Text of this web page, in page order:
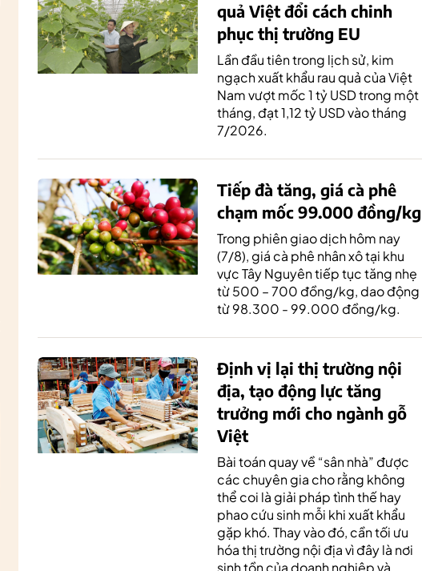
quả Việt đổi cách chinh
phục thị trường EU
Lần đầu tiên trong lịch sử, kim
ngạch xuất khẩu rau quả của Việt
Nam vượt mốc 1 tỷ USD trong một
tháng, đạt 1,12 tỷ USD vào tháng
7/2026.
Tiếp đà tăng, giá cà phê
chạm mốc 99.000 đồng/kg
Trong phiên giao dịch hôm nay
(7/8), giá cà phê nhân xô tại khu
vực Tây Nguyên tiếp tục tăng nhẹ
từ 500 – 700 đồng/kg, dao động
từ 98.300 - 99.000 đồng/kg.
Định vị lại thị trường nội
địa, tạo động lực tăng
trưởng mới cho ngành gỗ
Việt
Bài toán quay về “sân nhà” được
các chuyên gia cho rằng không
thể coi là giải pháp tình thế hay
phao cứu sinh mỗi khi xuất khẩu
gặp khó. Thay vào đó, cần tối ưu
hóa thị trường nội địa vì đây là nơi
sinh tồn của doanh nghiệp và